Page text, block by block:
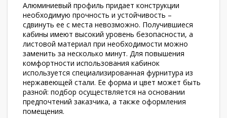
Алюминиевый профиль придает конструкции
необходимую прочность и устойчивость –
сдвинуть ее с места невозможно. Получившиеся
кабины имеют высокий уровень безопасности, а
листовой материал при необходимости можно
заменить за несколько минут. Для повышения
комфортности использования кабинок
используется специализированная фурнитура из
нержавеющей стали. Ее форма и цвет может быть
разной: подбор осуществляется на основании
предпочтений заказчика, а также оформления
помещения.